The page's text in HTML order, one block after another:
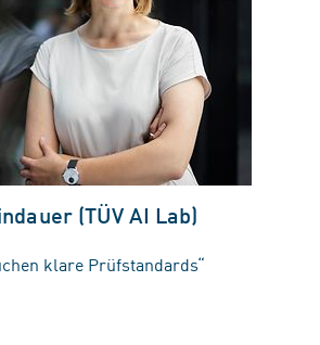
(TÜV AI Lab)
klare Prüfstandards“